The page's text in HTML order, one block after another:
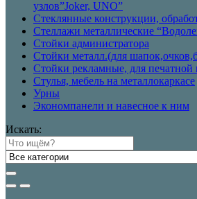
узлов”Joker, UNO”
Стеклянные конструкции,
Стеллажи металлические
Стойки администратора
Стойки металл.(для
Стойки рекламные, для печатной
Стулья, мебель на металлокаркасе
Урны
Экономпанели и навесное к ним
Искать: